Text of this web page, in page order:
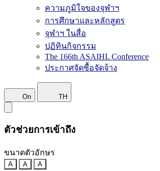
ความภูมิใจของจุฬาฯ
การศึกษาและหลักสูตร
จุฬาฯ ในสื่อ
ปฏิทินกิจกรรม
The 166th ASAIHL Conference
ประกาศจัดซื้อจัดจ้าง
On TH
ตัวช่วยการเข้าถึง
ขนาดตัวอักษร
A A A